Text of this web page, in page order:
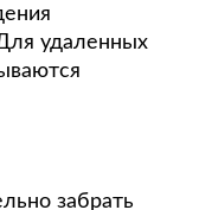
удаленных
забрать